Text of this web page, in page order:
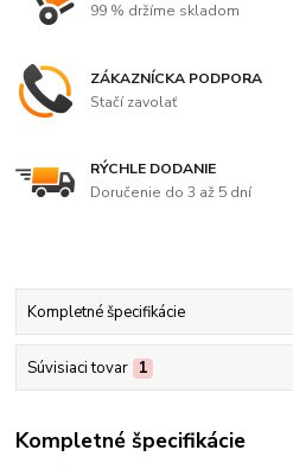
99 % držíme skladom
ZÁKAZNÍCKA PODPORA
Stačí zavolať
RÝCHLE DODANIE
Doručenie do 3 až 5 dní
Kompletné špecifikácie
Súvisiaci tovar 1
Kompletné špecifikácie